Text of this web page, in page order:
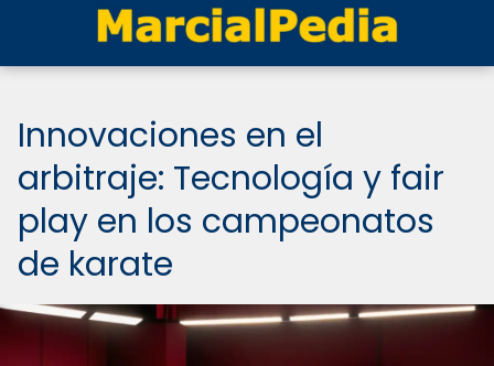
Innovaciones en el
arbitraje: Tecnología y fair
play en los campeonatos
de karate